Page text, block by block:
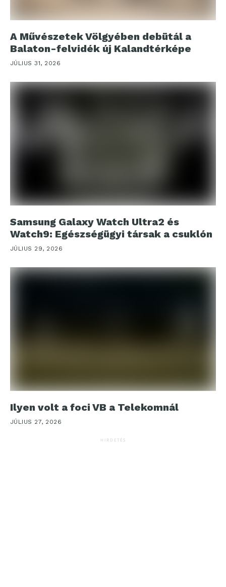
A Művészetek Völgyében debütál a
Balaton-felvidék új Kalandtérképe
JÚLIUS 31, 2026
Samsung Galaxy Watch Ultra2 és
Watch9: Egészségügyi társak a csuklón
JÚLIUS 29, 2026
Ilyen volt a foci VB a Telekomnál
JÚLIUS 27, 2026
HIRDETÉS